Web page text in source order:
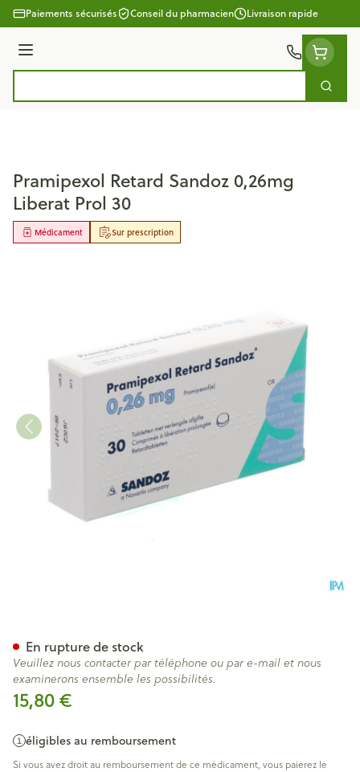
Aller au contenu
Paiements sécurisés Conseil du pharmacien Livraison rapide
Menu
Pramipexol Retard Sandoz 0,26mg
Liberat Prol 30
Sur prescription
Médicament
15,80 €
éligibles au remboursement
Si vous avez droit au remboursement de ce médicament, vous paierez le
En rupture de stock
Veuillez nous contacter par téléphone ou par e-mail et nous
examinerons ensemble les possibilités.